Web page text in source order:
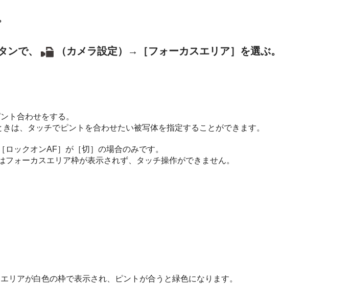
ンで、 （カメラ設定）→［フォーカスエリア］を選ぶ。
ト合わせをする。
は、タッチでピントを合わせたい被写体を指定することができます。
ロックオンAF］が［切］の場合のみです。
フォーカスエリア枠が表示されず、タッチ操作ができません。
リアが白色の枠で表示され、ピントが合うと緑色になります。